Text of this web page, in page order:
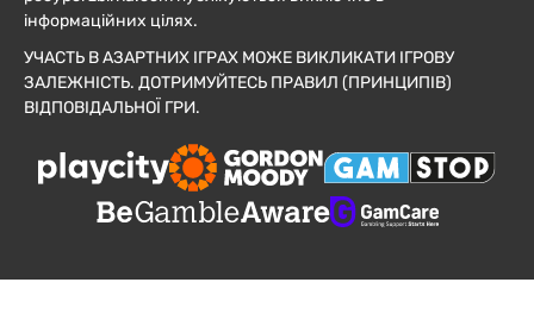
інформаційних цілях.
УЧАСТЬ В АЗАРТНИХ ІГРАХ МОЖЕ ВИКЛИКАТИ ІГРОВУ
ЗАЛЕЖНІСТЬ. ДОТРИМУЙТЕСЬ ПРАВИЛ (ПРИНЦИПІВ)
ВІДПОВІДАЛЬНОЇ ГРИ.